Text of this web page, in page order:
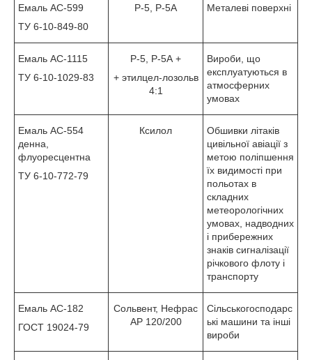
Емаль АС-599
ТУ 6-10-849-80
Р-5, Р-5А Металеві поверхні
Емаль АС-1115
ТУ 6-10-1029-83
Р-5, Р-5А +
+ этилцел-лозольв
4:1
Вироби, що
експлуатуються в
атмосферних
умовах
Емаль АС-554
денна,
флуоресцентна
ТУ 6-10-772-79
Ксилол
Обшивки літаків
цивільної авіації з
метою поліпшення
їх видимості при
польотах в
складних
метеорологічних
умовах, надводних
і прибережних
знаків сигналізації
річкового флоту і
транспорту
Емаль АС-182
ГОСТ 19024-79
Сольвент, Нефрас
АР 120/200
Сільськогосподарс
ькі машини та інші
вироби